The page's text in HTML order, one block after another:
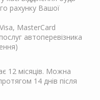
рахунку Вашої
MasterCard
автоперевізника
12 місяців. Можна
14 днів після